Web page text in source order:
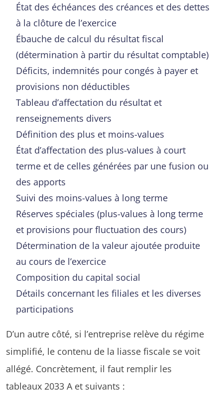
État des échéances des créances et des dettes
à la clôture de l’exercice
Ébauche de calcul du résultat fiscal
(détermination à partir du résultat comptable)
Déficits, indemnités pour congés à payer et
provisions non déductibles
Tableau d’affectation du résultat et
renseignements divers
Définition des plus et moins-values
État d’affectation des plus-values à court
terme et de celles générées par une fusion ou
des apports
Suivi des moins-values à long terme
Réserves spéciales (plus-values à long terme
et provisions pour fluctuation des cours)
Détermination de la valeur ajoutée produite
au cours de l’exercice
Composition du capital social
Détails concernant les filiales et les diverses
participations
D’un autre côté, si l’entreprise relève du régime
simplifié, le contenu de la liasse fiscale se voit
allégé. Concrètement, il faut remplir les
tableaux 2033 A et suivants :